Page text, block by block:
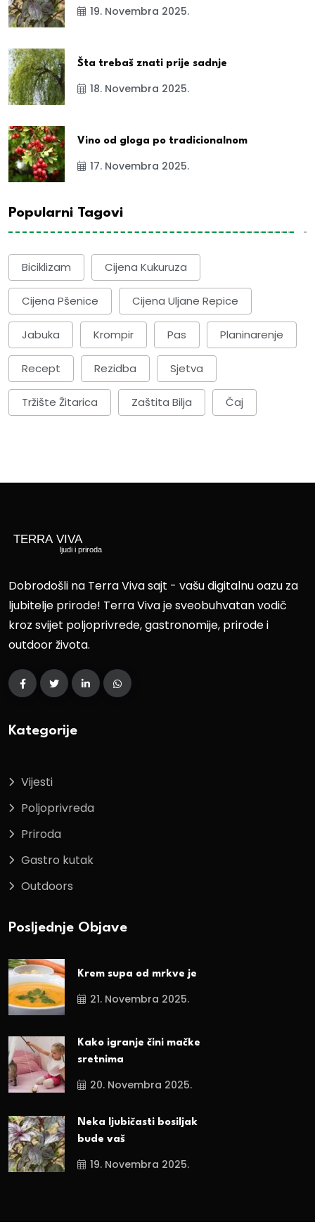
19. Novembra 2025.
Šta trebaš znati prije sadnje
18. Novembra 2025.
Vino od gloga po tradicionalnom
17. Novembra 2025.
Popularni Tagovi
Biciklizam Cijena Kukuruza
Cijena Pšenice Cijena Uljane Repice
Jabuka Krompir Pas Planinarenje
Recept Rezidba Sjetva
Tržište Žitarica Zaštita Bilja Čaj
Dobrodošli na Terra Viva sajt - vašu digitalnu oazu za
ljubitelje prirode! Terra Viva je sveobuhvatan vodič
kroz svijet poljoprivrede, gastronomije, prirode i
outdoor života.
Kategorije
Vijesti
Poljoprivreda
Priroda
Gastro kutak
Outdoors
Posljednje Objave
Krem supa od mrkve je
21. Novembra 2025.
Kako igranje čini mačke
sretnima
20. Novembra 2025.
Neka ljubičasti bosiljak
bude vaš
19. Novembra 2025.